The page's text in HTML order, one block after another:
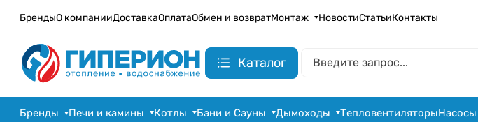
БрендыО компанииДоставкаОплатаОбмен и возвратМонтаж НовостиСтатьиКонтакты
Каталог
Бренды Печи и камины Котлы Бани и Сауны Дымоходы ТепловентиляторыНасосы